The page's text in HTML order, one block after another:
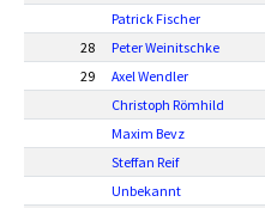
Patrick Fischer
28
Peter Weinitschke
29
Axel Wendler
Christoph Römhild
Maxim Bevz
Steffan Reif
Unbekannt